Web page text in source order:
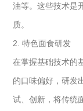
油等。这些技术是
质。
2. 特色面食研发
在掌握基础技术的
的口味偏好，研发
试、创新，将传统